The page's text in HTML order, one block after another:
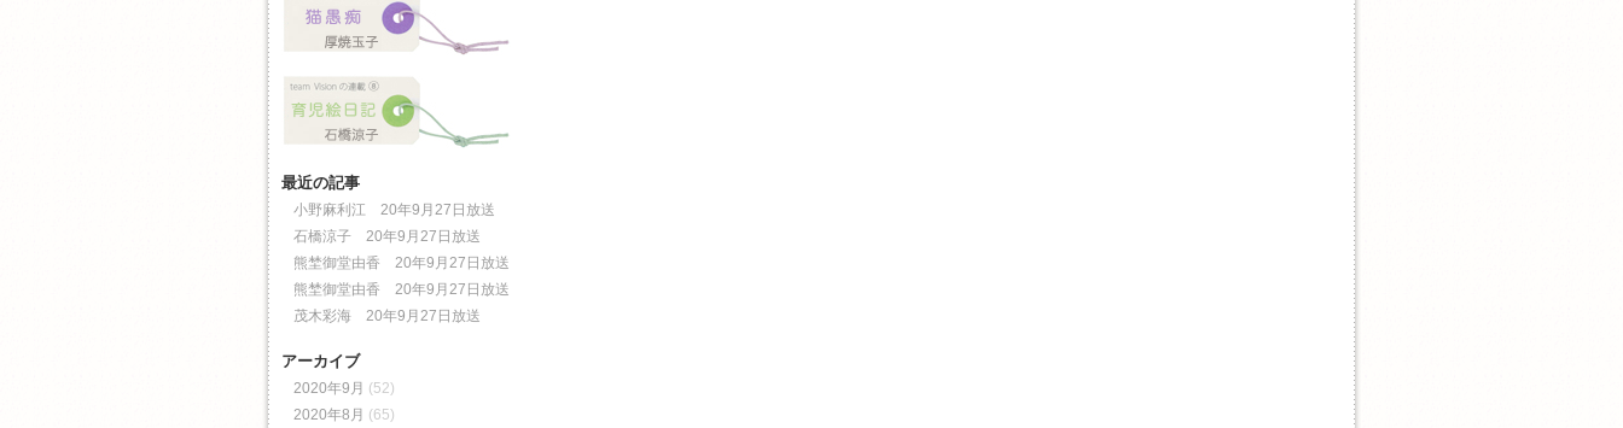
最近の記事
小野麻利江 20年9月27日放送
石橋涼子 20年9月27日放送
熊埜御堂由香 20年9月27日放送
熊埜御堂由香 20年9月27日放送
茂木彩海 20年9月27日放送
アーカイブ
2020年9月 (52)
2020年8月 (65)